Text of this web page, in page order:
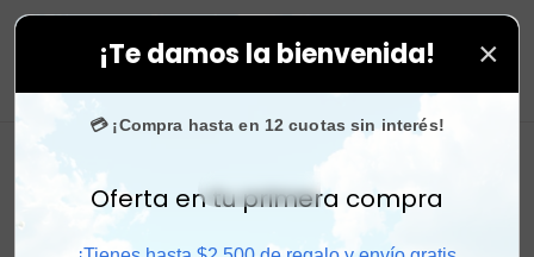
¡Te damos la bienvenida! ×
💳 ¡Compra hasta en 12 cuotas sin interés!
Activar sonido
Oferta en tu primera compra
en todas tus compras. ⚡ Compra rápido y